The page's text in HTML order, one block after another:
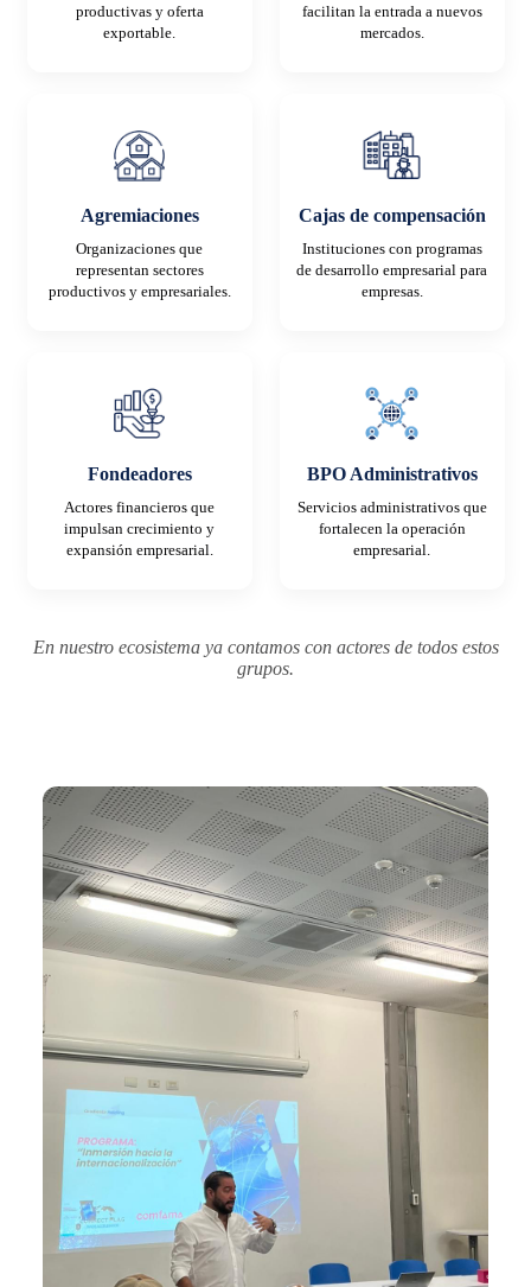
productivas y oferta
exportable.
facilitan la entrada a nuevos
mercados.
Agremiaciones
Organizaciones que
representan sectores
productivos y empresariales.
Cajas de compensación
Instituciones con programas
de desarrollo empresarial para
empresas.
Fondeadores
Actores financieros que
impulsan crecimiento y
expansión empresarial.
BPO Administrativos
Servicios administrativos que
fortalecen la operación
empresarial.
En nuestro ecosistema ya contamos con actores de todos estos
grupos.